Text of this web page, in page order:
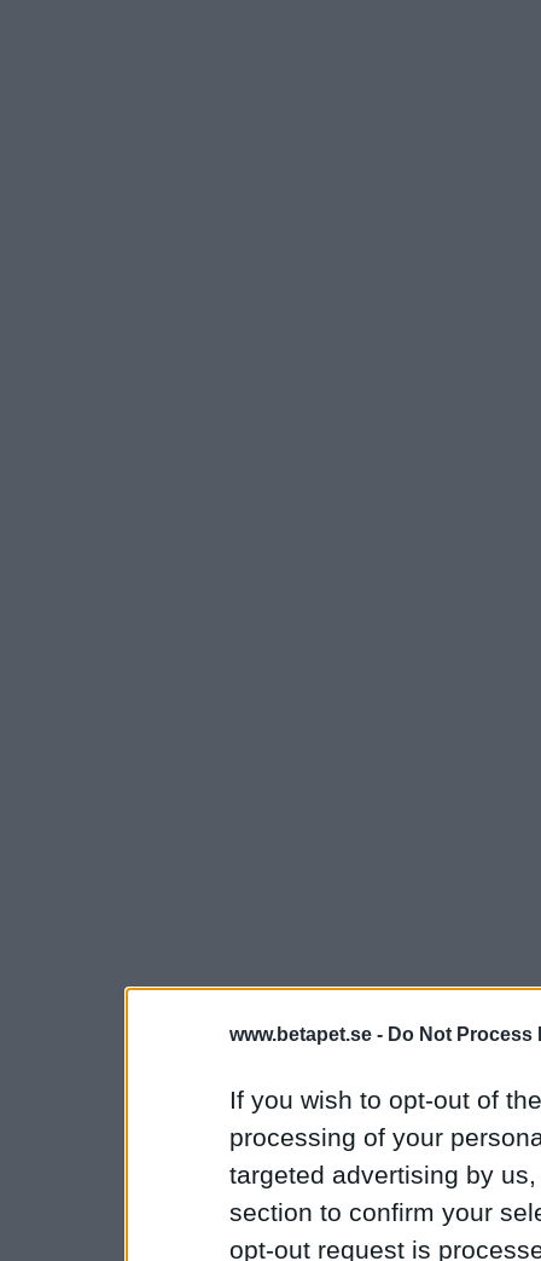
www.betapet.se - Do Not Process
If you wish to opt-out of
processing of your
targeted advertising by
section to confirm your
opt-out request is